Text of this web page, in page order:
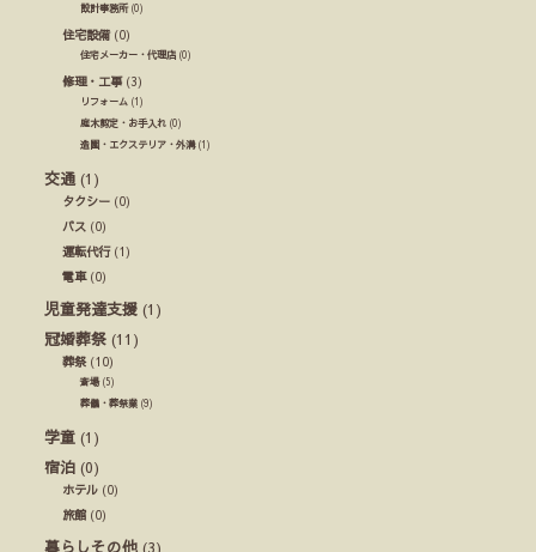
設計事務所(0)
住宅設備(0)
住宅メーカー・代理店 (0)
修理・工事(3)
リフォーム (1)
庭木剪定・お手入れ (0)
造園・エクステリア・外溝(1)
交通 (1)
タクシー (0)
バス (0)
運転代行(1)
電車(0)
児童発達支援 (1)
冠婚葬祭 (11)
葬祭(10)
斎場(5)
葬儀・葬祭業 (9)
学童 (1)
宿泊 (0)
ホテル (0)
旅館 (0)
暮らしその他 (3)